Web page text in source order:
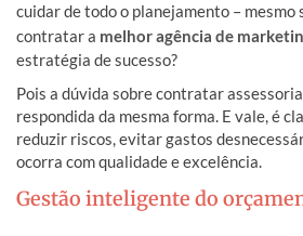
cuidar de todo o planejamento – mesmo
contratar a melhor agência de
estratégia de sucesso?
Pois a dúvida sobre contratar
respondida da mesma forma. E vale, é
reduzir riscos, evitar gastos
ocorra com qualidade e excelência.
Gestão inteligente do